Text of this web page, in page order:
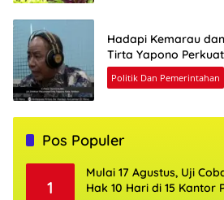
Hadapi Kemarau
Tirta Yapono
Politik Dan Pemerintahan
Pos Populer
1
Mulai 17 Agustus, Uji
Hak 10 Hari di 15 Kantor